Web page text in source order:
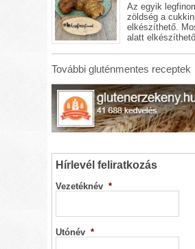
Az egyik
zöldség a
elkészíthető.
alatt
További gluténmentes receptek
Hírlevél feliratkozás
Vezetéknév *
Utónév *